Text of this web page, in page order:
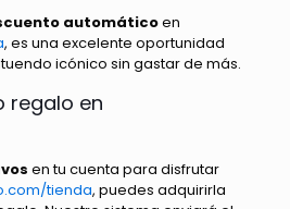
automáticoen
, es una excelente oportunidad
icónico sin gastar de más.
regalo en
en tu cuenta para disfrutar
tienda, puedes adquirirla